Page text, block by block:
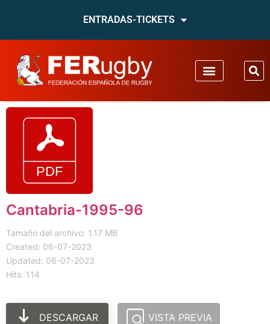
ENTRADAS-TICKETS
Cantabria-1995-96
Tamaño del archivo: 1.17 MB
Created: 06-07-2023
Updated: 06-07-2023
Hits: 114
DESCARGAR VISTA PREVIA